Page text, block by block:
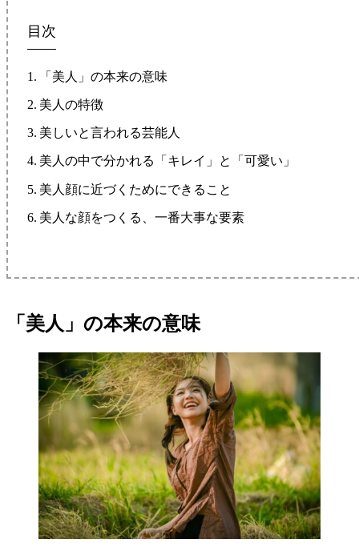
目次
「美人」の本来の意味
美人の特徴
美しいと言われる芸能人
美人の中で分かれる「キレイ」と「可愛い」
美人顔に近づくためにできること
美人な顔をつくる、一番大事な要素
「美人」の本来の意味